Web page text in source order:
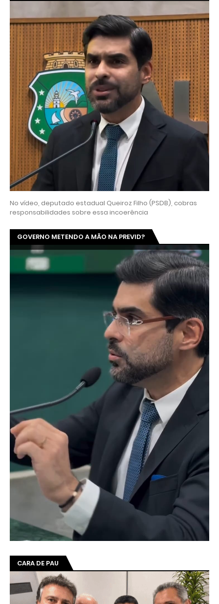
No vídeo, deputado estadual Queiroz Filho (PSDB), cobras
responsabilidades sobre essa incoerência
GOVERNO METENDO A MÃO NA PREVID?
CARA DE PAU